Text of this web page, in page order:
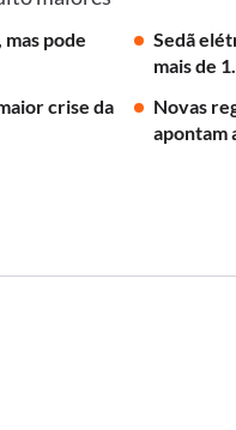
pode
Sedã
mais de
crise da
Novas
apontam